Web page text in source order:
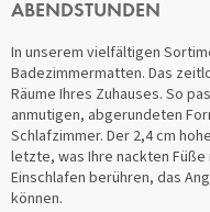
ABENDSTUNDEN
In unserem vielfältigen
Badezimmermatten. Das
Räume Ihres Zuhauses. So
anmutigen, abgerundeten
Schlafzimmer. Der 2,4 cm
letzte, was Ihre nackten
Einschlafen berühren, das
können.